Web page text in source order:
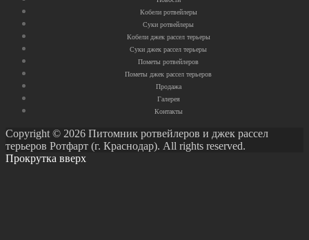
Кобели ротвейлеры
Суки ротвейлеры
Кобели джек рассел терьеры
Суки джек рассел терьеры
Пометы ротвейлеров
Пометы джек рассел терьеров
Продажа
Галерея
Контакты
Copyright © 2026 Питомник ротвейлеров и джек рассел
терьеров Ротфарт (г. Краснодар). All rights reserved.
Прокрутка вверх